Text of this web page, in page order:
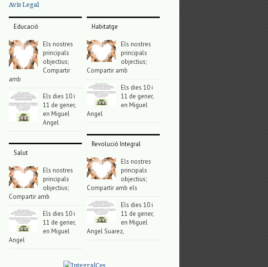
Avis Legal
Educació
Els nostres
principals
objectius;
Compartir
amb
Els dies 10 i
11 de gener,
en Miguel
Angel
Salut
Els nostres
principals
objectius;
Compartir amb
Els dies 10 i
11 de gener,
en Miguel
Angel
Habitatge
Els nostres
principals
objectius;
Compartir amb
Els dies 10 i
11 de gener,
en Miguel
Angel
Revolució Integral
Els nostres
principals
objectius;
Compartir amb els
Els dies 10 i
11 de gener,
en Miguel
Angel Suarez,